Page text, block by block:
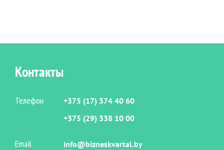
Контакты
Телефон
+375 (17) 374 40 60
+375 (29) 338 10 00
Email info@bizneskvartal.by